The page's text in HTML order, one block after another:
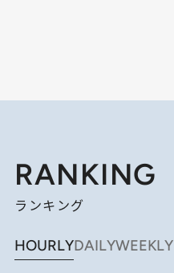
RANKING
ランキング
HOURLYDAILYWEEKLY